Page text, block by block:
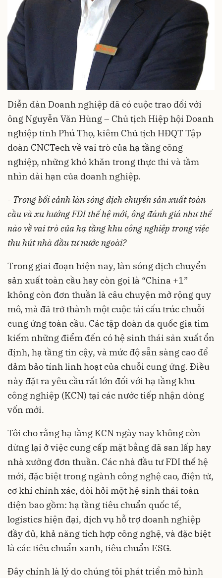
Diễn đàn Doanh nghiệp đã có cuộc trao đổi với
ông Nguyễn Văn Hùng – Chủ tịch Hiệp hội Doanh
nghiệp tỉnh Phú Thọ, kiêm Chủ tịch HĐQT Tập
đoàn CNCTech về vai trò của hạ tầng công
nghiệp, những khó khăn trong thực thi và tầm
nhìn dài hạn của doanh nghiệp.
- Trong bối cảnh làn sóng dịch chuyển sản xuất toàn
cầu và xu hướng FDI thế hệ mới, ông đánh giá như thế
nào về vai trò của hạ tầng khu công nghiệp trong việc
thu hút nhà đầu tư nước ngoài?
Trong giai đoạn hiện nay, làn sóng dịch chuyển
sản xuất toàn cầu hay còn gọi là “China +1”
không còn đơn thuần là câu chuyện mở rộng quy
mô, mà đã trở thành một cuộc tái cấu trúc chuỗi
cung ứng toàn cầu. Các tập đoàn đa quốc gia tìm
kiếm những điểm đến có hệ sinh thái sản xuất ổn
định, hạ tầng tin cậy, và mức độ sẵn sàng cao để
đảm bảo tính linh hoạt của chuỗi cung ứng. Điều
này đặt ra yêu cầu rất lớn đối với hạ tầng khu
công nghiệp (KCN) tại các nước tiếp nhận dòng
vốn mới.
Tôi cho rằng hạ tầng KCN ngày nay không còn
dừng lại ở việc cung cấp mặt bằng đã san lấp hay
nhà xưởng đơn thuần. Các nhà đầu tư FDI thế hệ
mới, đặc biệt trong ngành công nghệ cao, điện tử,
cơ khí chính xác, đòi hỏi một hệ sinh thái toàn
diện bao gồm: hạ tầng tiêu chuẩn quốc tế,
logistics hiện đại, dịch vụ hỗ trợ doanh nghiệp
đầy đủ, khả năng tích hợp công nghệ, và đặc biệt
là các tiêu chuẩn xanh, tiêu chuẩn ESG.
Đây chính là lý do chúng tôi phát triển mô hình